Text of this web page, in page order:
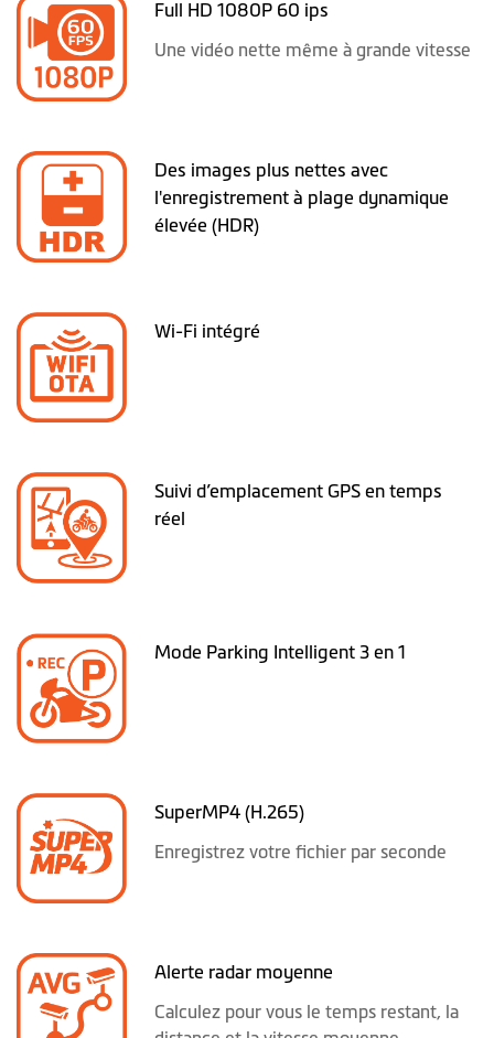
Full HD 1080P 60 ips
Une vidéo nette même à grande vitesse
Des images plus nettes avec
l'enregistrement à plage dynamique
élevée (HDR)
Wi-Fi intégré
Suivi d’emplacement GPS en temps
réel
Mode Parking Intelligent 3 en 1
SuperMP4 (H.265)
Enregistrez votre fichier par seconde
Alerte radar moyenne
Calculez pour vous le temps restant, la